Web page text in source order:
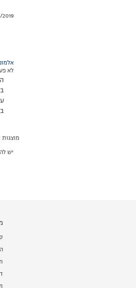
11/04/
לא
מוצגות 2 תגובות – 1 עד 2 (מתוך 2 סה״כ)
יש